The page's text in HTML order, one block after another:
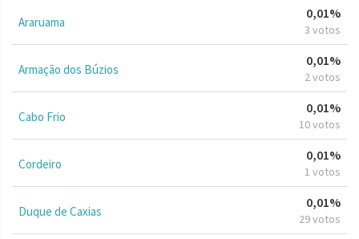
Araruama
0,01%
3 votos
Armação dos Búzios
0,01%
2 votos
Cabo Frio
0,01%
10 votos
Cordeiro
0,01%
1 votos
Duque de Caxias
0,01%
29 votos